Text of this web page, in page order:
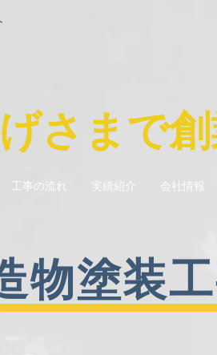
さまで
工事の流れ 実績紹介 会社情報
物塗装